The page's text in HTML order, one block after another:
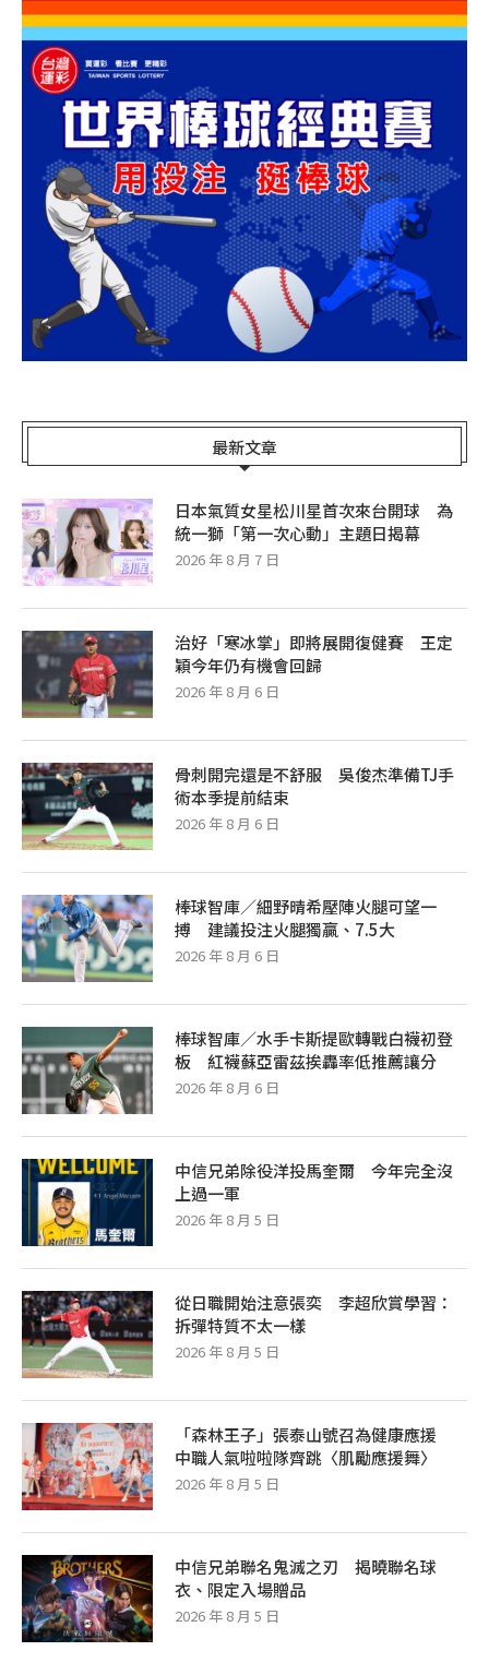
最新文章
日本氣質女星松川星首次來台開球 為
統一獅「第一次心動」主題日揭幕
2026 年 8 月 7 日
治好「寒冰掌」即將展開復健賽 王定
穎今年仍有機會回歸
2026 年 8 月 6 日
骨刺開完還是不舒服 吳俊杰準備TJ手
術本季提前結束
2026 年 8 月 6 日
棒球智庫／細野晴希壓陣火腿可望一
搏 建議投注火腿獨贏、7.5大
2026 年 8 月 6 日
棒球智庫／水手卡斯提歐轉戰白襪初登
板 紅襪蘇亞雷茲挨轟率低推薦讓分
2026 年 8 月 6 日
中信兄弟除役洋投馬奎爾 今年完全沒
上過一軍
2026 年 8 月 5 日
從日職開始注意張奕 李超欣賞學習：
拆彈特質不太一樣
2026 年 8 月 5 日
「森林王子」張泰山號召為健康應援
中職人氣啦啦隊齊跳〈肌勵應援舞〉
2026 年 8 月 5 日
中信兄弟聯名鬼滅之刃 揭曉聯名球
衣、限定入場贈品
2026 年 8 月 5 日